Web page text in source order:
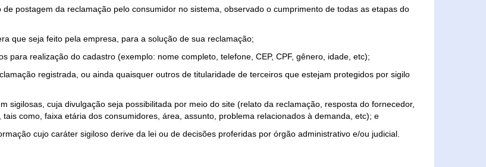
postagem da reclamação pelo consumidor no sistema, observado o cumprimento de todas as etapas do
que seja feito pela empresa, para a solução de sua reclamação;
para realização do cadastro (exemplo: nome completo, telefone, CEP, CPF, gênero, idade, etc);
registrada, ou ainda quaisquer outros de titularidade de terceiros que estejam protegidos por sigilo
sigilosas, cuja divulgação seja possibilitada por meio do site (relato da reclamação, resposta do fornecedor,
como, faixa etária dos consumidores, área, assunto, problema relacionados à demanda, etc); e
cujo caráter sigiloso derive da lei ou de decisões proferidas por órgão administrativo e/ou judicial.